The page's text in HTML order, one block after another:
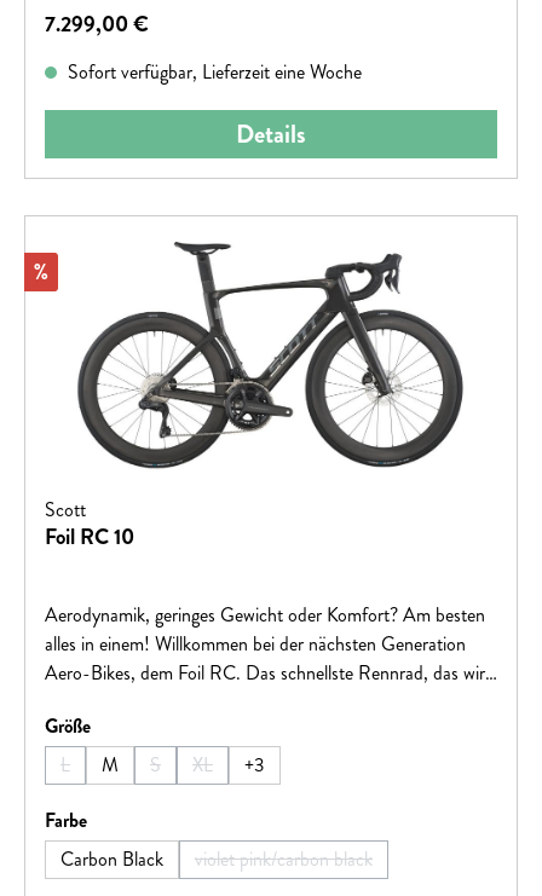
kompromisslosen Liebe zum Detail lässt dieses Bike die
Regulärer Preis:
7.299,00 €
Sofort verfügbar, Lieferzeit eine Woche
Details
Rabatt
%
Scott
Foil RC 10
Aerodynamik, geringes Gewicht oder Komfort? Am besten
alles in einem! Willkommen bei der nächsten Generation
Aero-Bikes, dem Foil RC. Das schnellste Rennrad, das wir
WorldTour-Sprintern, die immer vorne mit dabei sind und
sich absetzen können, gerecht. Win Every Ride.Hinweis:
Fahrradspezifikationen können ohne vorherige Ankündigung
geändert werden.
Größeauswählen
L
(Diese Option ist zurzeit nicht verfügbar.)
M S
(Diese Option ist zurzeit nicht verfügbar.)
XL
(Diese Option ist zurzeit nicht verfügbar.)
+3
Farbeauswählen
Carbon Black
violet pink/carbon black
(Diese Option ist zurzeit nicht